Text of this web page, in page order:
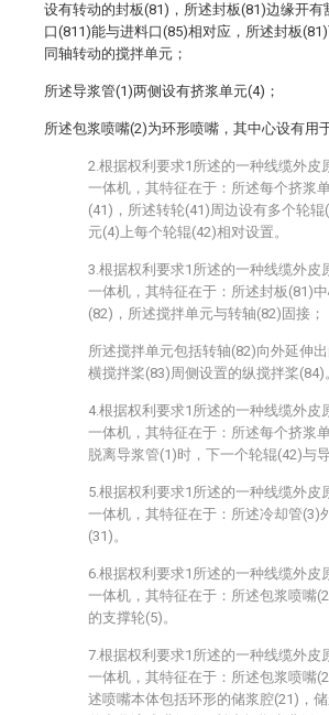
设有转动的封板(81)，所述封板(81)边缘开有
口(811)能与进料口(85)相对应，所述封板
同轴转动的搅拌单元；
所述导浆管(1)两侧设有挤浆单元(4)；
所述包浆喷嘴(2)为环形喷嘴，其中心设有用
2.根据权利要求1所述的一种线缆外皮
一体机，其特征在于：所述每个挤浆
(41)，所述转轮(41)周边设有多个轮
元(4)上每个轮辊(42)相对设置。
3.根据权利要求1所述的一种线缆外皮
一体机，其特征在于：所述封板(81)
(82)，所述搅拌单元与转轴(82)固接；
所述搅拌单元包括转轴(82)向外延伸
横搅拌桨(83)周侧设置的纵搅拌桨(84)
4.根据权利要求1所述的一种线缆外皮
一体机，其特征在于：所述每个挤浆
脱离导浆管(1)时，下一个轮辊(42)与
5.根据权利要求1所述的一种线缆外皮
一体机，其特征在于：所述冷却管(3)
(31)。
6.根据权利要求1所述的一种线缆外皮
一体机，其特征在于：所述包浆喷嘴
的支撑轮(5)。
7.根据权利要求1所述的一种线缆外皮
一体机，其特征在于：所述包浆喷嘴
述喷嘴本体包括环形的储浆腔(21)，